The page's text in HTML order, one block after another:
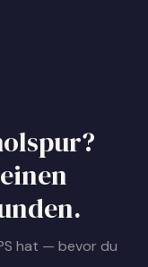
hat — bevor du